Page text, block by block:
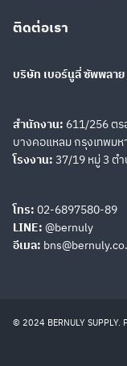
Search
for:
Unloading
BUCG Unloading
Valves
Subplate
ติดต่อเรา
บริษัท เบอร์นูลี่ ซัพพลาย
สำนักงาน: 611/256 ตร
บางคอแหลม กรุงเทพม
โรงงาน: 37/19 หมู่ 3 ต
โทร: 02-6897580-89
LINE: @bernuly
อีเมล:
© 2024 BERNULY SUPPLY.